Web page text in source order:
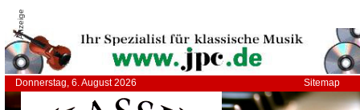
Anzeige
Donnerstag, 6. August 2026 Sitemap